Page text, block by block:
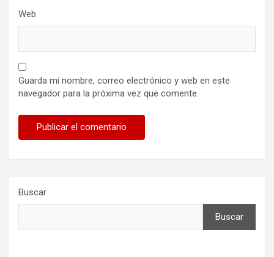
Web
Guarda mi nombre, correo electrónico y web en este
navegador para la próxima vez que comente.
Buscar
Buscar